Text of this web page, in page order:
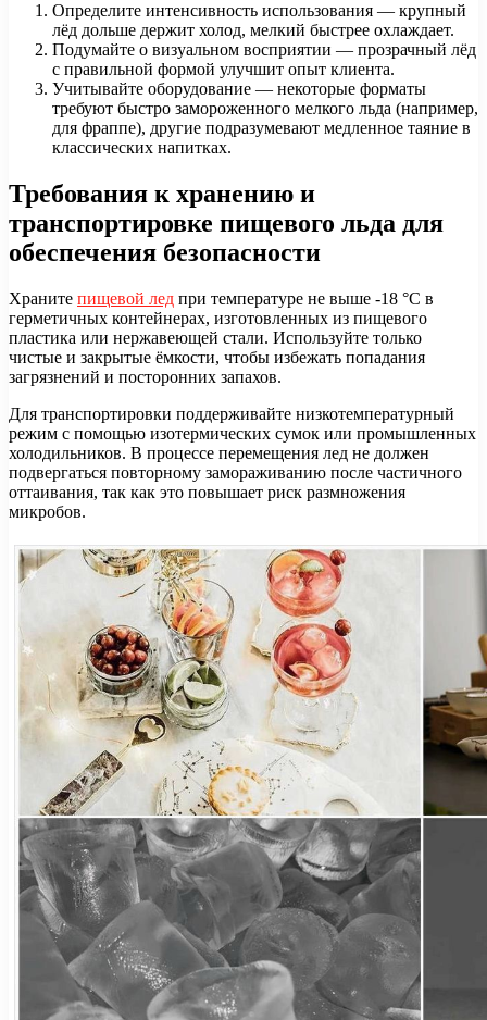
Определите интенсивность использования — крупный
лёд дольше держит холод, мелкий быстрее охлаждает.
Подумайте о визуальном восприятии — прозрачный лёд
с правильной формой улучшит опыт клиента.
Учитывайте оборудование — некоторые форматы
требуют быстро замороженного мелкого льда (например,
для фраппе), другие подразумевают медленное таяние в
классических напитках.
Требования к хранению и
транспортировке пищевого льда для
обеспечения безопасности
Храните пищевой лед при температуре не выше -18 °C в
герметичных контейнерах, изготовленных из пищевого
пластика или нержавеющей стали. Используйте только
чистые и закрытые ёмкости, чтобы избежать попадания
загрязнений и посторонних запахов.
Для транспортировки поддерживайте низкотемпературный
режим с помощью изотермических сумок или промышленных
холодильников. В процессе перемещения лед не должен
подвергаться повторному замораживанию после частичного
оттаивания, так как это повышает риск размножения
микробов.